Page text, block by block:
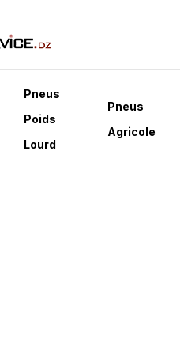
Pneus
Poids
Lourd
Pneus
Agricole